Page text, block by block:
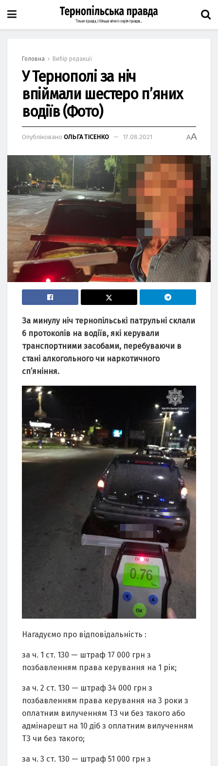
Головна Вибір редакції
У Тернополі за ніч
впіймали шестеро п’яних
водіїв (Фото)
Опубліковано ОЛЬГА ТІСЕНКО 17.08.2021 AA
За минулу ніч тернопільські патрульні склали
6 протоколів на водіїв, які керували
транспортними засобами, перебуваючи в
стані алкогольного чи наркотичного
сп’яніння.
Нагадуємо про відповідальність :
за ч. 1 ст. 130 — штраф 17 000 грн з
позбавленням права керування на 1 рік;
за ч. 2 ст. 130 — штраф 34 000 грн з
позбавленням права керування на 3 роки з
оплатним вилученням ТЗ чи без такого або
адмінарешт на 10 діб з оплатним вилученням
ТЗ чи без такого;
за ч. 3 ст. 130 — штраф 51 000 грн з